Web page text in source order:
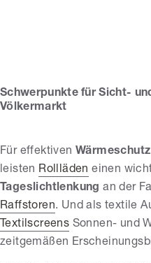
Schwerpunkte für Sicht-
Völkermarkt
Für effektiven Wärmeschutz
leisten Rollläden einen
Tageslichtlenkung an der
Raffstoren. Und als textile
Textilscreens Sonnen- und
zeitgemäßen